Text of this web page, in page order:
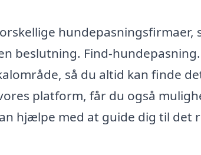
hundepasningsfirmaer,
beslutning. Find-
så du altid kan finde
platform, får du også
hjælpe med at guide dig til det